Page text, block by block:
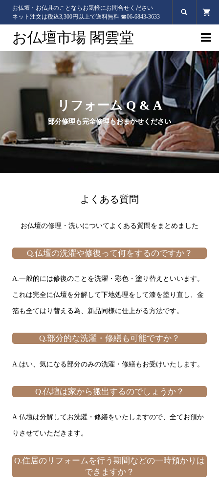
お仏壇・お仏具のことならお気軽にお問合せください
ネット注文は税込3,300円以上で送料無料 ☎06-6843-3633

お仏壇市場 閣雲堂 
リフォーム Q & A
部分修理も完全修理もおまかせください
よくある質問
お仏壇の修理・洗いについてよくある質問をまとめました
Q.仏壇の洗濯や修復って何をするのですか？
A.一般的には修復のことを洗濯・彩色・塗り替えといいます。
これは完全に仏壇を分解して下地処理をして漆を塗り直し、金
箔も全てはり替える為、新品同様に仕上がる方法です。
Q.部分的な洗濯・修繕も可能ですか？
A.はい、気になる部分のみの洗濯・修繕もお受けいたします。
Q.仏壇は家から搬出するのでしょうか？
A.仏壇は分解してお洗濯・修繕をいたしますので、全てお預か
りさせていただきます。
Q.住居のリフォームを行う期間などの一時預かりは
できますか？